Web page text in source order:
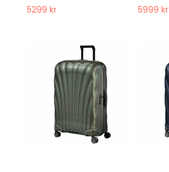
5299 kr
5999kr